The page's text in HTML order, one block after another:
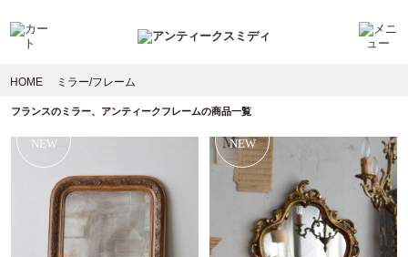
HOME ミラー/フレーム
フランスのミラー、アンティークフレームの商品一覧
NEW NEW